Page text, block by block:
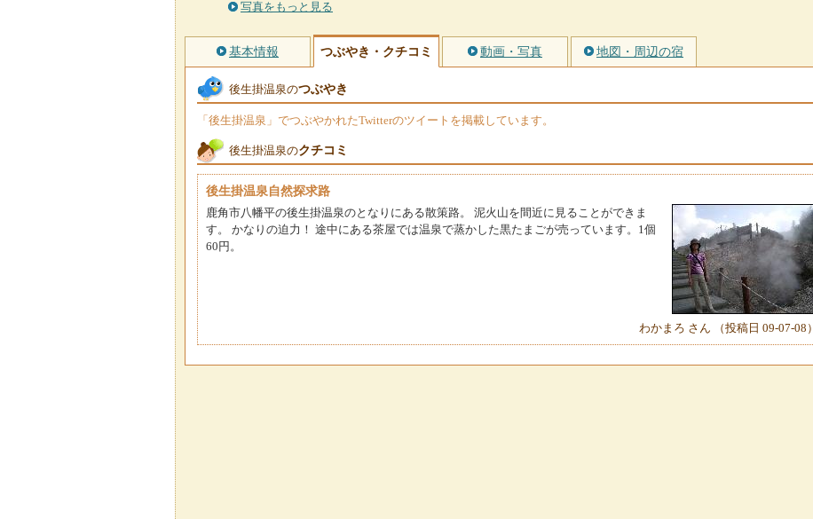
写真をもっと見る
基本情報 つぶやき・クチコミ 動画・写真 地図・周辺の宿
後生掛温泉のつぶやき
「後生掛温泉」でつぶやかれたTwitterのツイートを掲載しています。
後生掛温泉のクチコミ
後生掛温泉自然探求路
鹿角市八幡平の後生掛温泉のとなりにある散策路。 泥火山を間近に見ることができま
す。 かなりの迫力！ 途中にある茶屋では温泉で蒸かした黒たまごが売っています。1個
60円。
わかまろ さん （投稿日 09-07-08）